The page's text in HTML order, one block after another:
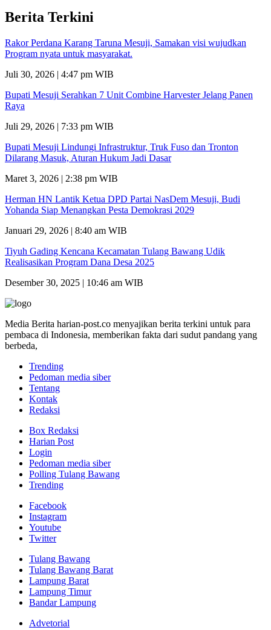
Berita Terkini
Rakor Perdana Karang Taruna Mesuji, Samakan visi wujudkan
Program nyata untuk masyarakat.
Juli 30, 2026 | 4:47 pm WIB
Bupati Mesuji Serahkan 7 Unit Combine Harvester Jelang Panen
Raya
Juli 29, 2026 | 7:33 pm WIB
Bupati Mesuji Lindungi Infrastruktur, Truk Fuso dan Tronton
Dilarang Masuk, Aturan Hukum Jadi Dasar
Maret 3, 2026 | 2:38 pm WIB
Herman HN Lantik Ketua DPD Partai NasDem Mesuji, Budi
Yohanda Siap Menangkan Pesta Demokrasi 2029
Januari 29, 2026 | 8:40 am WIB
Tiyuh Gading Kencana Kecamatan Tulang Bawang Udik
Realisasikan Program Dana Desa 2025
Desember 30, 2025 | 10:46 am WIB
Media Berita harian-post.co menyajikan berita terkini untuk para
pembaca di Indonesia, memberikan fakta dari sudut pandang yang
berbeda,
Trending
Pedoman media siber
Tentang
Kontak
Redaksi
Box Redaksi
Harian Post
Login
Pedoman media siber
Polling Tulang Bawang
Trending
Facebook
Instagram
Youtube
Twitter
Tulang Bawang
Tulang Bawang Barat
Lampung Barat
Lampung Timur
Bandar Lampung
Advetorial